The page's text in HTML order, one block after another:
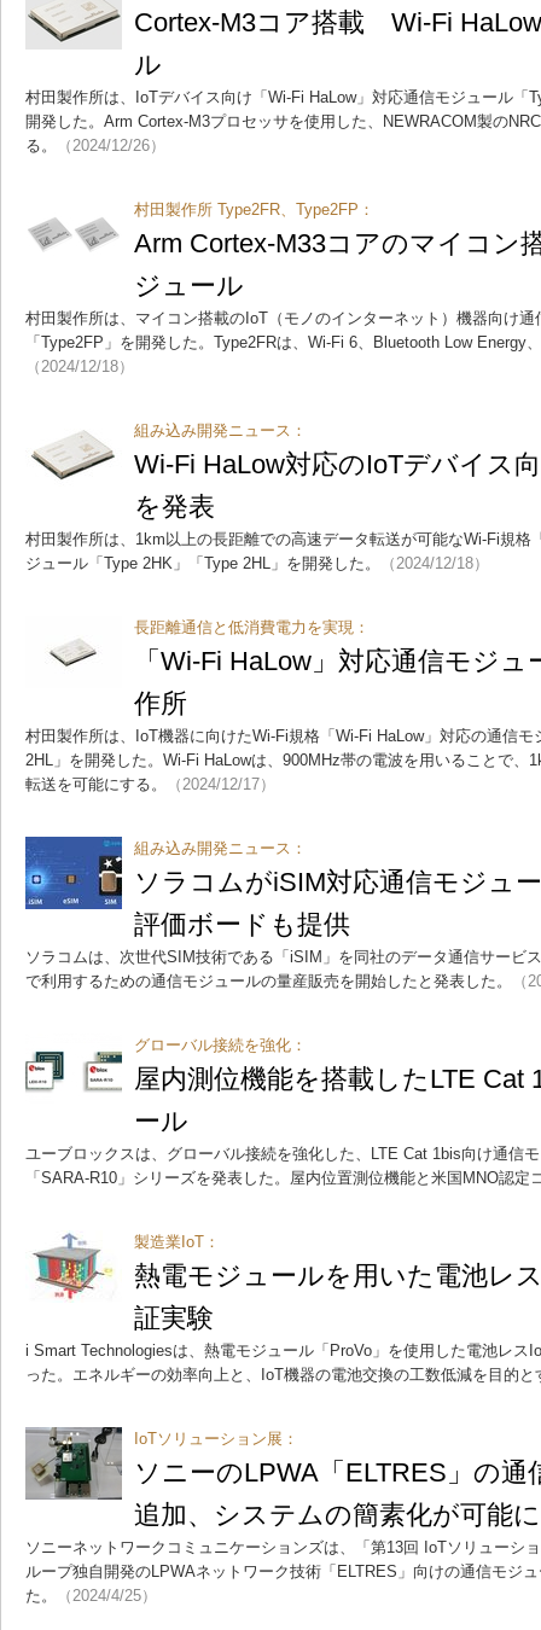
Cortex-M3コア搭載 Wi-Fi
ル
村田製作所は、IoTデバイス向け「Wi-Fi HaLow」対応通信モジュール「
開発した。Arm Cortex-M3プロセッサを使用した、NEWRACOM製の
る。
（2024/12/26）
村田製作所 Type2FR、Type2FP：
Arm Cortex-M33コアのマイコ
ジュール
村田製作所は、マイコン搭載のIoT（モノのインターネット）機器向け通
「Type2FP」を開発した。Type2FRは、Wi-Fi 6、Bluetooth Low Energy
（2024/12/18）
組み込み開発ニュース：
Wi-Fi HaLow対応のIoTデバイス
を発表
村田製作所は、1km以上の長距離での高速データ転送が可能なWi-Fi規格
ジュール「Type 2HK」「Type 2HL」を開発した。
（2024/12/18）
長距離通信と低消費電力を実現：
「Wi-Fi HaLow」対応通信モジ
作所
村田製作所は、IoT機器に向けたWi-Fi規格「Wi-Fi HaLow」対応の通信
2HL」を開発した。Wi-Fi HaLowは、900MHz帯の電波を用いることで、
転送を可能にする。
（2024/12/17）
組み込み開発ニュース：
ソラコムがiSIM対応通信モジュ
評価ボードも提供
ソラコムは、次世代SIM技術である「iSIM」を同社のデータ通信サービ
で利用するための通信モジュールの量産販売を開始したと発表した。
（
グローバル接続を強化：
屋内測位機能を搭載したLTE Cat
ール
ユーブロックスは、グローバル接続を強化した、LTE Cat 1bis向け通信
「SARA-R10」シリーズを発表した。屋内位置測位機能と米国MNO認定
製造業IoT：
熱電モジュールを用いた電池レ
証実験
i Smart Technologiesは、熱電モジュール「ProVo」を使用した電池レス
った。エネルギーの効率向上と、IoT機器の電池交換の工数低減を目的と
IoTソリューション展：
ソニーのLPWA「ELTRES」の
追加、システムの簡素化が可能に
ソニーネットワークコミュニケーションズは、「第13回 IoTソリューシ
ループ独自開発のLPWAネットワーク技術「ELTRES」向けの通信モジ
た。
（2024/4/25）